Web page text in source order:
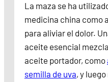
La maza se ha
medicina china como
para aliviar el dolor.
aceite esencial
aceite portador, como
semilla de uva, y